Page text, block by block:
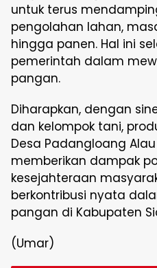
untuk terus
pengolahan lahan,
hingga panen. Hal ini
pemerintah dalam
pangan.
Diharapkan, dengan
dan kelompok tani,
Desa Padangloang
memberikan dampak
kesejahteraan
berkontribusi nyata
pangan di Kabupaten
(Umar)